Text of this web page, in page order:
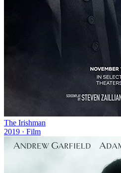
The Irishman
2019 · Film